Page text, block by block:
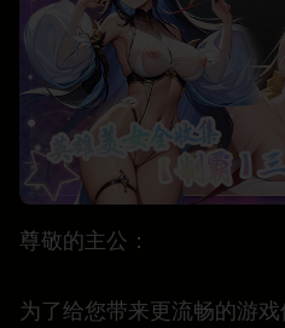
尊敬的主公：
为了给您带来更流畅的游